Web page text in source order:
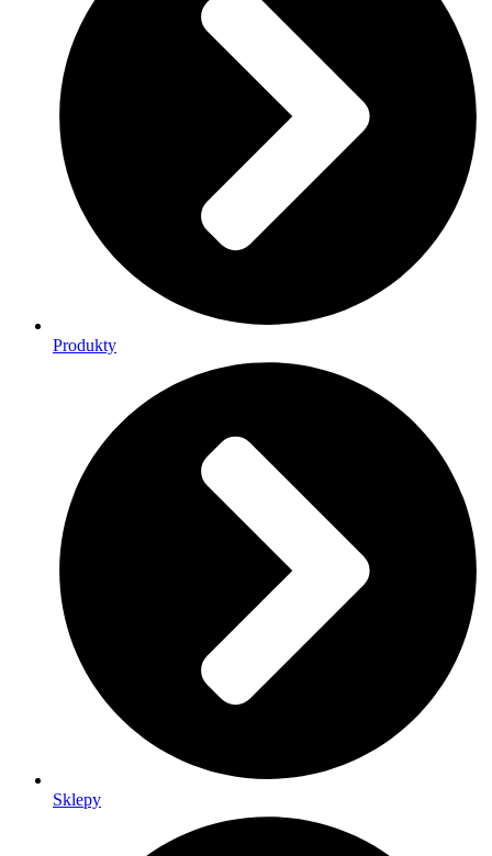
Produkty
Sklepy